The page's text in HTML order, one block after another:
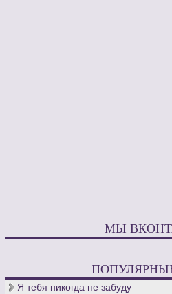
ноты для гитары, написанные
МЫ
Я тебя никогда не забуду